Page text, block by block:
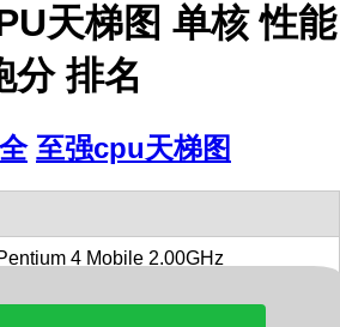
天梯图 单核 性能
分 排名
至强cpu天梯图
4 Mobile 2.00GHz